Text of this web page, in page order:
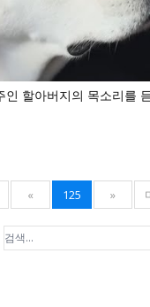
할아버지의 목소리를
« 125 »